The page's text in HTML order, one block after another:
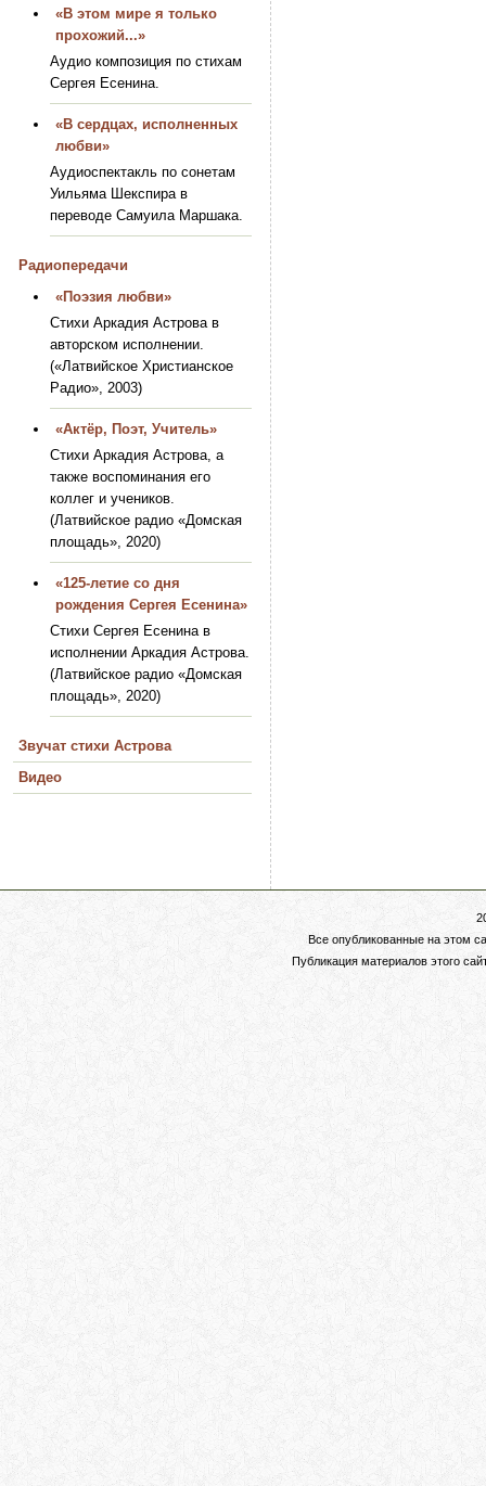
«В этом мире я только
прохожий...»
Аудио композиция по стихам
Сергея Есенина.
«В сердцах, исполненных
любви»
Аудиоспектакль по сонетам
Уильяма Шекспира в
переводе Самуила Маршака.
Радиопередачи
«Поэзия любви»
Стихи Аркадия Астрова в
авторском исполнении.
(«Латвийское Христианское
Радио», 2003)
«Актёр, Поэт, Учитель»
Стихи Аркадия Астрова, а
также воспоминания его
коллег и учеников.
(Латвийское радио «Домская
площадь», 2020)
«125-летие со дня
рождения Сергея Есенина»
Стихи Сергея Есенина в
исполнении Аркадия Астрова.
(Латвийское радио «Домская
площадь», 2020)
Звучат стихи Астрова
Видео
Все опубликованные на этом
Публикация материалов этого